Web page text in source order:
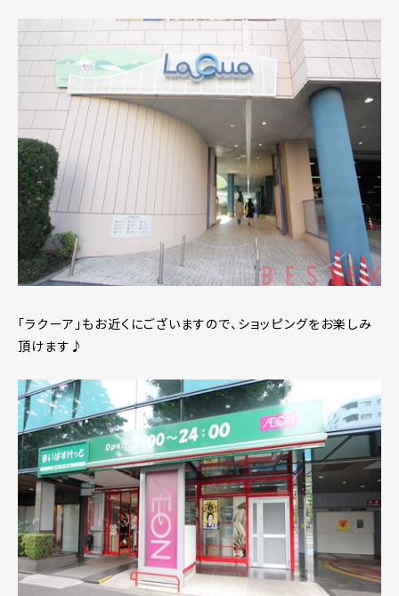
「ラクーア」もお近くにございますので、ショッピングをお楽しみ
頂けます♪